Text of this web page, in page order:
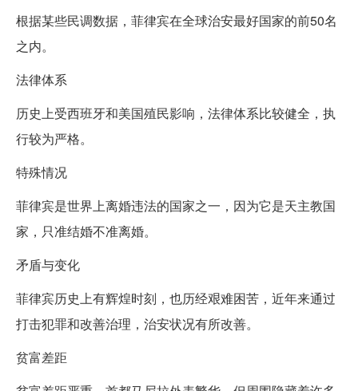
根据某些民调数据，菲律宾在全球治安最好国家的前50名
之内。
法律体系
历史上受西班牙和美国殖民影响，法律体系比较健全，执
行较为严格。
特殊情况
菲律宾是世界上离婚违法的国家之一，因为它是天主教国
家，只准结婚不准离婚。
矛盾与变化
菲律宾历史上有辉煌时刻，也历经艰难困苦，近年来通过
打击犯罪和改善治理，治安状况有所改善。
贫富差距